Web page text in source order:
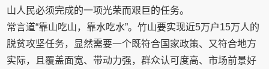
山人民必须完成的一项光荣而艰巨的任务。
常言道“靠山吃山，靠水吃水”。竹山要实现近5万户15万人的
脱贫攻坚任务，显然需要一个既符合国家政策、又符合地方
实际，且覆盖面宽、带动力强，群众认可度高、市场前景好